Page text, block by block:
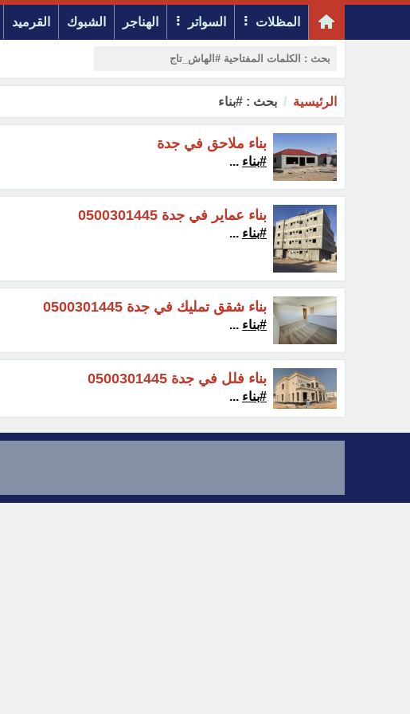
المظلات السواتر الهناجر الشبوك القرميد
الرئيسية بحث : #بناء
بناء ملاحق في جدة
#بناء ...
بناء عماير في جدة 0500301445
#بناء ...
بناء شقق تمليك في جدة 0500301445
#بناء ...
بناء فلل في جدة 0500301445
#بناء ...